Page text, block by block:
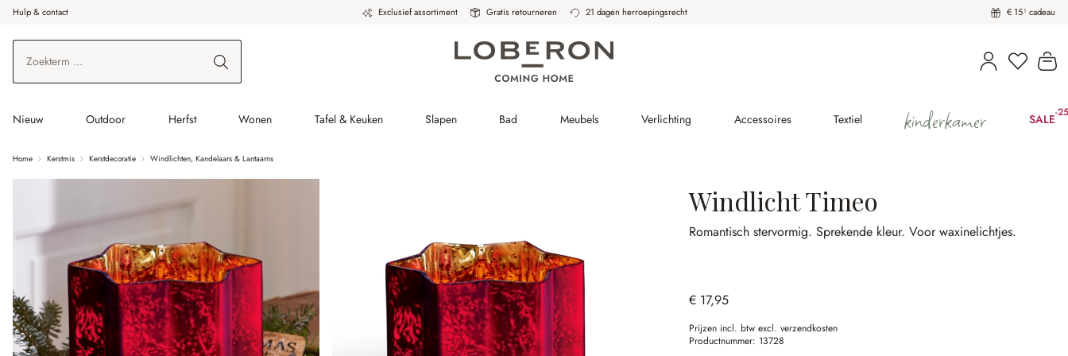
de hoofdinhoud
Ga naar zoeken
Ga naar de hoofdnavigatie
Hulp & contact Exclusief assortiment Gratis retourneren 21 dagen herroepingsrecht € 15¹ cadeau
U heeft
Nieuw Outdoor Herfst Wonen Tafel & Keuken Slapen Bad Meubels Verlichting Accessoires Textiel kinderkamer SALE-
Home Kerstmis Kerstdecoratie Windlichten, Kandelaars & Lantaarns
Windlicht Timeo
Romantisch stervormig.Sprekende kleur.Voor waxinelichtjes.
€ 17,95
Prijzen incl. btw excl. verzendkosten
Productnummer: 13728